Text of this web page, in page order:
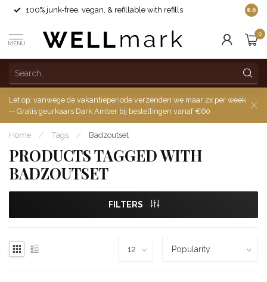
100% junk-free, vegan, & refillable with refills 8.6
MENU
0
Let op: vanwege de vakantieperiode verzenden we maar 2x per week
-- Gratis geurkaars Dark Amber bij bestellingen vanaf €60
Home / Tags / Badzoutset
PRODUCTS TAGGED WITH
BADZOUTSET
FILTERS